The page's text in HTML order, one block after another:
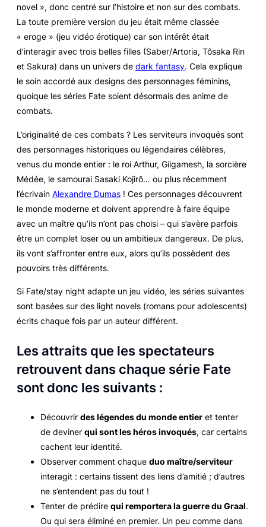
novel », donc centré sur l’histoire et non sur des combats.
La toute première version du jeu était même classée
« eroge » (jeu vidéo érotique) car son intérêt était
d’interagir avec trois belles filles (Saber/Artoria, Tôsaka Rin
et Sakura) dans un univers de dark fantasy. Cela explique
le soin accordé aux designs des personnages féminins,
quoique les séries Fate soient désormais des anime de
combats.
L’originalité de ces combats ? Les serviteurs invoqués sont
des personnages historiques ou légendaires célèbres,
venus du monde entier : le roi Arthur, Gilgamesh, la sorcière
Médée, le samourai Sasaki Kojirô… ou plus récemment
l’écrivain Alexandre Dumas ! Ces personnages découvrent
le monde moderne et doivent apprendre à faire équipe
avec un maître qu’ils n’ont pas choisi – qui s’avère parfois
être un complet loser ou un ambitieux dangereux. De plus,
ils vont s’affronter entre eux, alors qu’ils possèdent des
pouvoirs très différents.
Si Fate/stay night adapte un jeu vidéo, les séries suivantes
sont basées sur des light novels (romans pour adolescents)
écrits chaque fois par un auteur différent.
Les attraits que les spectateurs
retrouvent dans chaque série Fate
sont donc les suivants :
Découvrir des légendes du monde entier et tenter
de deviner qui sont les héros invoqués, car certains
cachent leur identité.
Observer comment chaque duo maître/serviteur
interagit : certains tissent des liens d’amitié ; d’autres
ne s’entendent pas du tout !
Tenter de prédire qui remportera la guerre du Graal.
Ou qui sera éliminé en premier. Un peu comme dans